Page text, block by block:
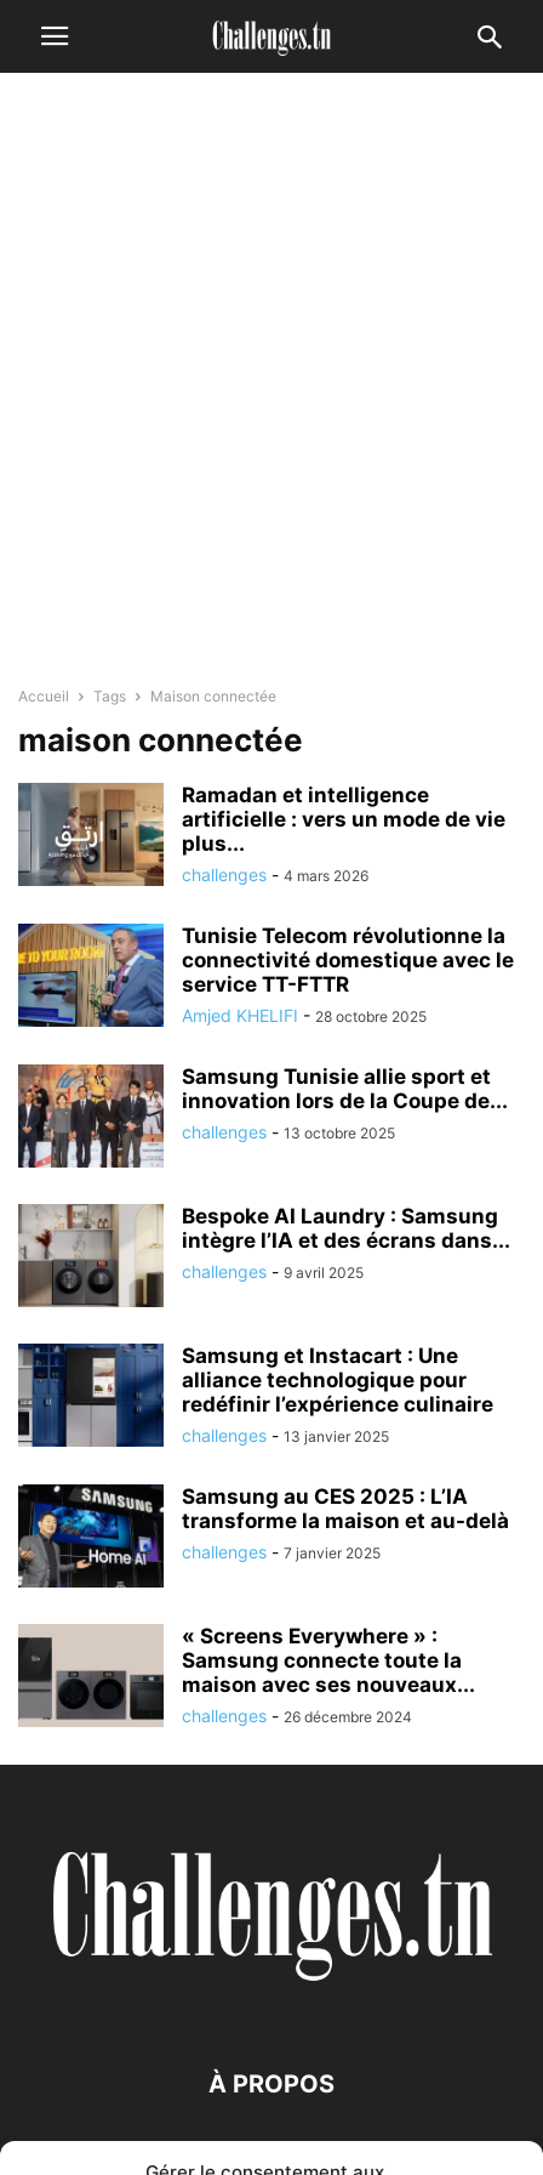
Accueil Tags Maison connectée
maison connectée
Ramadan et intelligence
artificielle : vers un mode de vie
plus...
challenges - 4 mars 2026
Tunisie Telecom révolutionne la
connectivité domestique avec le
service TT-FTTR
Amjed KHELIFI - 28 octobre 2025
Samsung Tunisie allie sport et
innovation lors de la Coupe de...
challenges - 13 octobre 2025
Bespoke AI Laundry : Samsung
intègre l’IA et des écrans dans...
challenges - 9 avril 2025
Samsung et Instacart : Une
alliance technologique pour
redéfinir l’expérience culinaire
challenges - 13 janvier 2025
Samsung au CES 2025 : L’IA
transforme la maison et au-delà
challenges - 7 janvier 2025
« Screens Everywhere » :
Samsung connecte toute la
maison avec ses nouveaux...
challenges - 26 décembre 2024
À PROPOS